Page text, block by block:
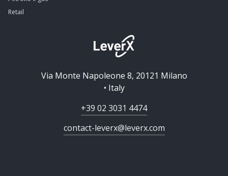
Retail
Via Monte Napoleone 8, 20121 Milano
• Italy
+39 02 3031 4474
contact-leverx@leverx.com